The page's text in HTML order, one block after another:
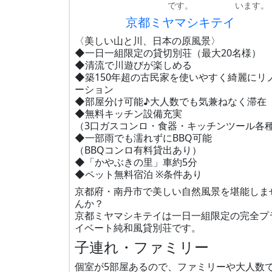
です。
います。
京都ミヤマシキテイ
〈美しい山と川、日本の原風景〉
◆一日一組限定の貸切別荘（最大20名様）
◆清流で川遊びが楽しめる
◆築150年超の古民家を使いやすく綺麗にリ
ーション
◆部屋分け可能♪大人数でも気兼ねなく滞在
◆無料キッチン設備充実
（3口ガスコンロ・食器・キッチンツール各種
◆一部雨でも濡れずにBBQ可能
（BBQコンロ有料貸出あり）
◆「かやぶきの里」車約5分
◆ペット無料宿泊 ※条件あり
京都府・南丹市で美しい自然風景を堪能しま
んか？
京都ミヤマシキテイは一日一組限定の完全プ
イベート純和風貸別荘です。
子連れ・ファミリー
個室が5部屋あるので、ファミリーや大人数